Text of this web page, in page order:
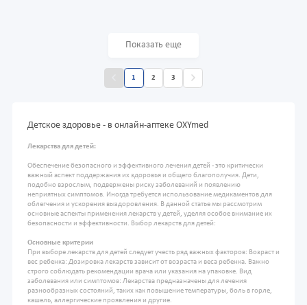
Показать еще
1 2 3
Детское здоровье - в онлайн-аптеке OXYmed
Лекарства для детей:
Обеспечение безопасного и эффективного лечения детей - это критически
важный аспект поддержания их здоровья и общего благополучия. Дети,
подобно взрослым, подвержены риску заболеваний и появлению
неприятных симптомов. Иногда требуется использование медикаментов для
облегчения и ускорения выздоровления. В данной статье мы рассмотрим
основные аспекты применения лекарств у детей, уделяя особое внимание их
безопасности и эффективности. Выбор лекарств для детей:
Основные критерии
При выборе лекарств для детей следует учесть ряд важных факторов: Возраст и
вес ребенка: Дозировка лекарств зависит от возраста и веса ребенка. Важно
строго соблюдать рекомендации врача или указания на упаковке. Вид
заболевания или симптомов: Лекарства предназначены для лечения
разнообразных состояний, таких как повышение температуры, боль в горле,
кашель, аллергические проявления и другие.